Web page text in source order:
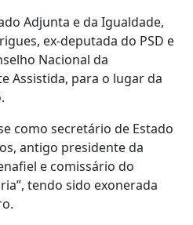
Adjunta e da Igualdade,
ex-deputada do PSD e
Nacional da
Assistida, para o lugar da
como secretário de Estado
antigo presidente da
e comissário do
tendo sido exonerada